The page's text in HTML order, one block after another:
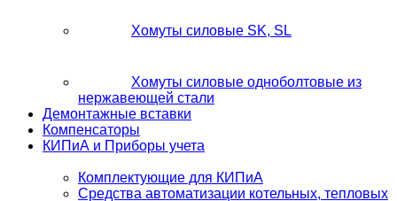
Хомуты силовые SK, SL
Хомуты силовые одноболтовые из
нержавеющей стали
Демонтажные вставки
Компенсаторы
КИПиА и Приборы учета
Комплектующие для КИПиА
Средства автоматизации котельных, тепловых